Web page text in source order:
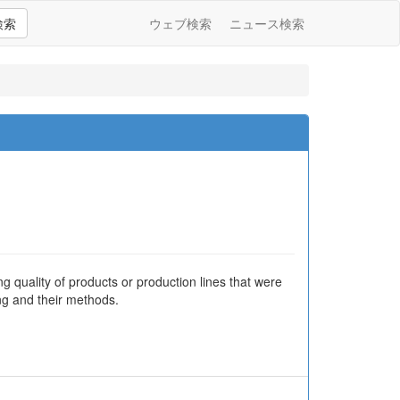
索 ウェブ検索 ニュース検索
quality of products or production lines that were
and their methods.